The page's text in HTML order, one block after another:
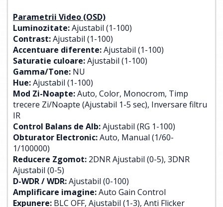
Parametrii Video (OSD)
Luminozitate:Ajustabil (1-100)
Contrast:Ajustabil (1-100)
Accentuare diferente:Ajustabil (1-100)
Saturatie culoare:Ajustabil (1-100)
Gamma/Tone: NU
Hue:Ajustabil (1-100)
Mod Zi-Noapte:Auto, Color, Monocrom, Timp
trecere Zi/Noapte (Ajustabil 1-5 sec), Inversare filtru
IR
Control Balans de Alb:Ajustabil (RG 1-100)
Obturator Electronic:Auto, Manual (1/60-
1/100000)
Reducere Zgomot: 2DNR Ajustabil (0-5), 3DNR
Ajustabil (0-5)
D-WDR / WDR:Ajustabil (0-100)
Amplificare imagine:Auto Gain Control
Expunere: BLC OFF, Ajustabil (1-3), Anti Flicker